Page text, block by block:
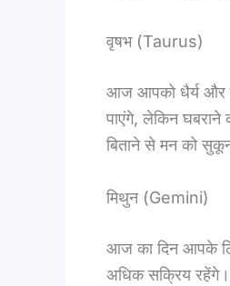
वृषभ (Taurus)
आज आपको धैर्य और
पाएंगे, लेकिन घबराने
बिताने से मन को
मिथुन (Gemini)
आज का दिन आपके
अधिक सक्रिय रहेंगे।